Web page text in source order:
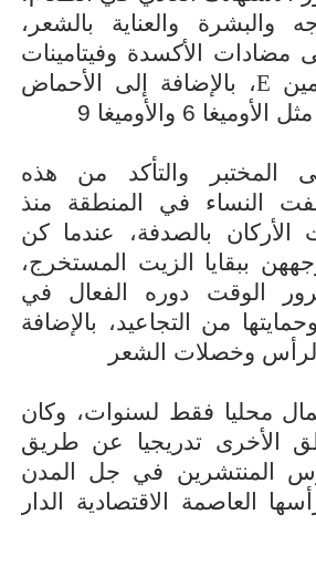
والبشرة والعناية بالشعر،
الأكسدة وفيتامينات
E، بالإضافة إلى الأحماض
6 والأوميغا 9
المختبر والتأكد من هذه
النساء في المنطقة منذ
الأركان بالصدفة، عندما كن
ببقايا الزيت المستخرج،
الوقت دوره الفعال في
من التجاعيد، بالإضافة
وخصلات الشعر
محليا فقط لسنوات، وكان
الأخرى تدريجيا عن طريق
المنتشرين في جل المدن
العاصمة الاقتصادية الدار